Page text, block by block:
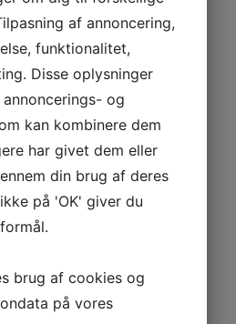
flække og
se muligheder i det,
spiselige planter (og
flere artikler om,
arv.
en underviser, der
af annoncering,
funktionalitet,
Disse oplysninger
og
kan kombinere dem
har givet dem eller
din brug af deres
på 'OK' giver du
brug af cookies og
på vores